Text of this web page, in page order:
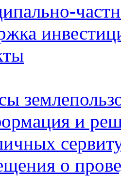
и
о